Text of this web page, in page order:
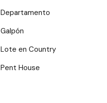
Departamento
Galpón
Lote en Country
Pent House